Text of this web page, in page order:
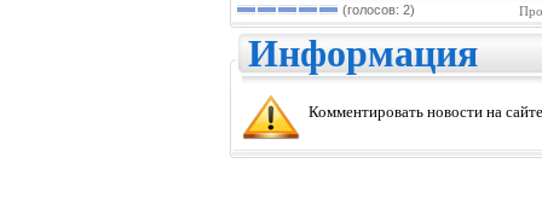
(голосов: 2)
Информация
Комментировать новости на